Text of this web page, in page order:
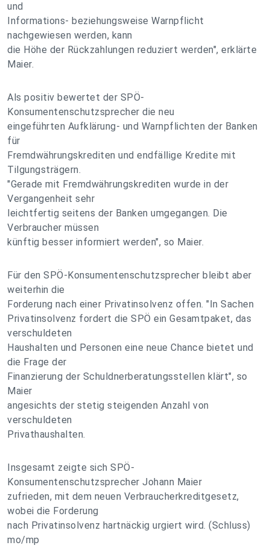
und
Informations- beziehungsweise Warnpflicht
nachgewiesen werden, kann
die Höhe der Rückzahlungen reduziert werden", erklärte
Maier.
Als positiv bewertet der SPÖ-
Konsumentenschutzsprecher die neu
eingeführten Aufklärung- und Warnpflichten der Banken
für
Fremdwährungskrediten und endfällige Kredite mit
Tilgungsträgern.
"Gerade mit Fremdwährungskrediten wurde in der
Vergangenheit sehr
leichtfertig seitens der Banken umgegangen. Die
Verbraucher müssen
künftig besser informiert werden", so Maier.
Für den SPÖ-Konsumentenschutzsprecher bleibt aber
weiterhin die
Forderung nach einer Privatinsolvenz offen. "In Sachen
Privatinsolvenz fordert die SPÖ ein Gesamtpaket, das
verschuldeten
Haushalten und Personen eine neue Chance bietet und
die Frage der
Finanzierung der Schuldnerberatungsstellen klärt", so
Maier
angesichts der stetig steigenden Anzahl von
verschuldeten
Privathaushalten.
Insgesamt zeigte sich SPÖ-
Konsumentenschutzsprecher Johann Maier
zufrieden, mit dem neuen Verbraucherkreditgesetz,
wobei die Forderung
nach Privatinsolvenz hartnäckig urgiert wird. (Schluss)
mo/mp